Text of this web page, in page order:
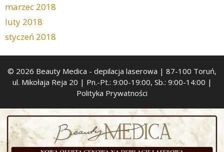
marzec 2018
luty 2018
styczeń 2018
© 2026 Beauty Medica - depilacja laserowa | 87-100 Toruń,
ul. Mikołaja Reja 20 | Pn.-Pt.: 9:00-19:00, Sb.: 9:00-14:00 |
Polityka Prywatności